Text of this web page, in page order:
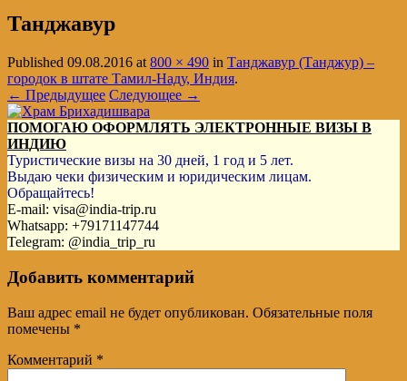
Танджавур
Published 09.08.2016 at 800 × 490 in Танджавур (Танджур) –
городок в штате Тамил-Наду, Индия.
← Предыдущее Следующее →
ПОМОГАЮ ОФОРМЛЯТЬ ЭЛЕКТРОННЫЕ ВИЗЫ В
ИНДИЮ
Туристические визы на 30 дней, 1 год и 5 лет.
Выдаю чеки физическим и юридическим лицам.
Обращайтесь!
E-mail: visa@india-trip.ru
Whatsapp: +79171147744
Telegram: @india_trip_ru
Добавить комментарий
Ваш адрес email не будет опубликован. Обязательные поля
помечены *
Комментарий *